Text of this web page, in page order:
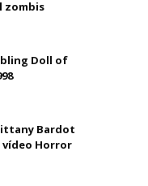
zombis
Doll of
Bardot
vídeo Horror